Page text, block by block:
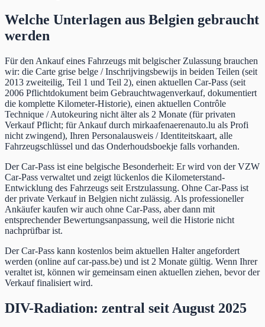
Welche Unterlagen aus Belgien gebraucht
werden
Für den Ankauf eines Fahrzeugs mit belgischer Zulassung brauchen
wir: die Carte grise belge / Inschrijvingsbewijs in beiden Teilen (seit
2013 zweiteilig, Teil 1 und Teil 2), einen aktuellen Car-Pass (seit
2006 Pflichtdokument beim Gebrauchtwagenverkauf, dokumentiert
die komplette Kilometer-Historie), einen aktuellen Contrôle
Technique / Autokeuring nicht älter als 2 Monate (für privaten
Verkauf Pflicht; für Ankauf durch mirkaafenaerenauto.lu als Profi
nicht zwingend), Ihren Personalausweis / Identiteitskaart, alle
Fahrzeugschlüssel und das Onderhoudsboekje falls vorhanden.
Der Car-Pass ist eine belgische Besonderheit: Er wird von der VZW
Car-Pass verwaltet und zeigt lückenlos die Kilometerstand-
Entwicklung des Fahrzeugs seit Erstzulassung. Ohne Car-Pass ist
der private Verkauf in Belgien nicht zulässig. Als professioneller
Ankäufer kaufen wir auch ohne Car-Pass, aber dann mit
entsprechender Bewertungsanpassung, weil die Historie nicht
nachprüfbar ist.
Der Car-Pass kann kostenlos beim aktuellen Halter angefordert
werden (online auf car-pass.be) und ist 2 Monate gültig. Wenn Ihrer
veraltet ist, können wir gemeinsam einen aktuellen ziehen, bevor der
Verkauf finalisiert wird.
DIV-Radiation: zentral seit August 2025